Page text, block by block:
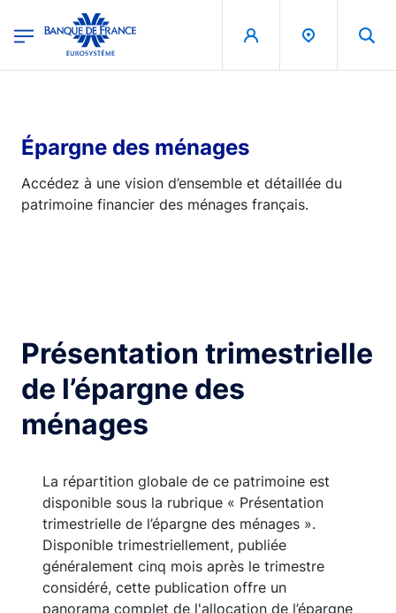
Banque de France - Menu Principal
Épargne des ménages
Accédez à une vision d’ensemble et détaillée du
patrimoine financier des ménages français.
Présentation trimestrielle
de l’épargne des
ménages
La répartition globale de ce patrimoine est
disponible sous la rubrique « Présentation
trimestrielle de l’épargne des ménages ».
Disponible trimestriellement, publiée
généralement cinq mois après le trimestre
considéré, cette publication offre un
panorama complet de l'allocation de l’épargne